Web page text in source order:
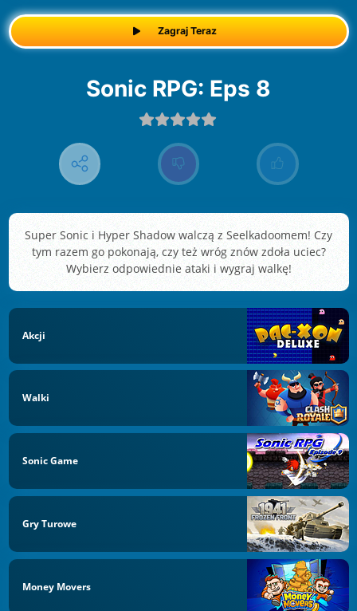
Zagraj Teraz
Sonic RPG: Eps 8
Super Sonic i Hyper Shadow walczą z Seelkadoomem! Czy
tym razem go pokonają, czy też wróg znów zdoła uciec?
Wybierz odpowiednie ataki i wygraj walkę!
Akcji
Walki
Sonic Game
Gry Turowe
Money Movers